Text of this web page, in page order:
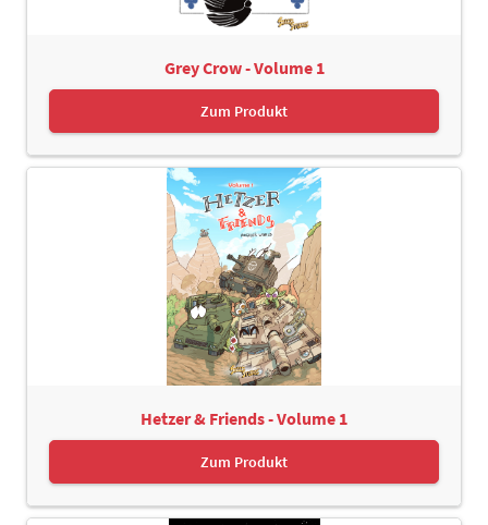
Grey Crow - Volume 1
Zum Produkt
Hetzer & Friends - Volume 1
Zum Produkt